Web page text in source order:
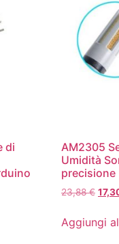
di
AM2305
Umidità
precisione
23,88€
Aggiungi